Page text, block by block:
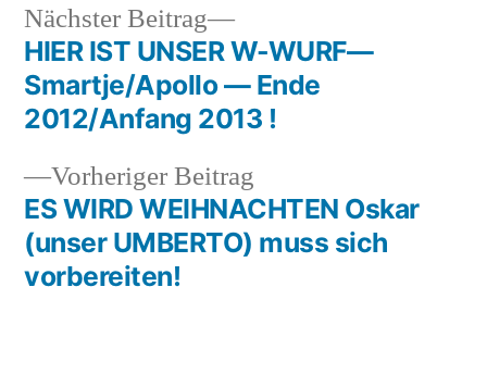
Beitragsnavigation
Vorheriger Beitrag
Beitrag:
ES WIRD WEIHNACHTEN Oskar
(unser UMBERTO) muss sich
vorbereiten!
Nächster Beitrag
Nächster
Beitrag:
HIER IST UNSER W-WURF—
Smartje/Apollo — Ende
2012/Anfang 2013 !